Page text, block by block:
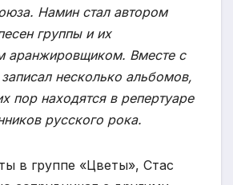
Намин стал автором
группы и их
аранжировщиком. Вместе с
несколько альбомов,
пор находятся в репертуаре
русского рока.
в группе «Цветы», Стас